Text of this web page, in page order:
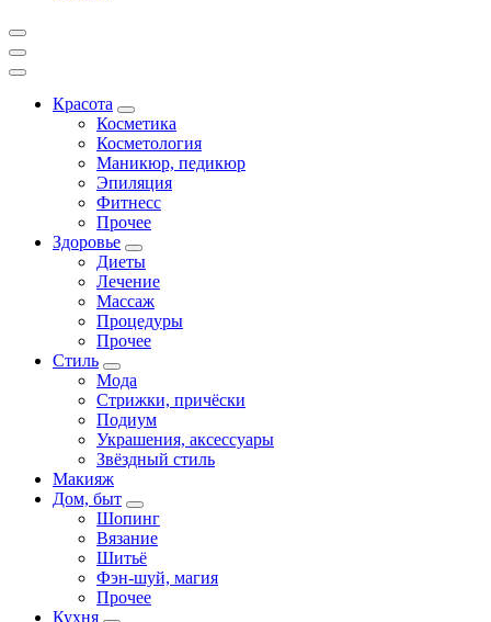
Красота
Косметика
Косметология
Маникюр, педикюр
Эпиляция
Фитнесс
Прочее
Здоровье
Диеты
Лечение
Массаж
Процедуры
Прочее
Стиль
Мода
Стрижки, причёски
Подиум
Украшения, аксессуары
Звёздный стиль
Макияж
Дом, быт
Шопинг
Вязание
Шитьё
Фэн-шуй, магия
Прочее
Кухня